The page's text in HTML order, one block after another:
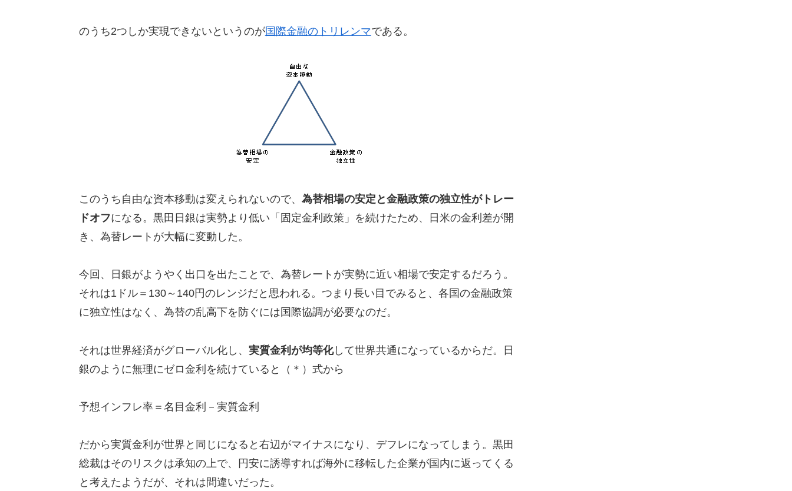
のうち2つしか実現できないというのが国際金融のトリレンマである。
このうち自由な資本移動は変えられないので、 為替相場の安定と金融政策の独立性がトレー
ドオフになる。黒田日銀は実勢より低い「固定金利政策」を続けたため、日米の金利差が開
き、為替レートが大幅に変動した。
今回、日銀がようやく出口を出たことで、為替レートが実勢に近い相場で安定するだろう。
それは1ドル＝130～140円のレンジだと思われる。つまり長い目でみると、各国の金融政策
に独立性はなく、為替の乱高下を防ぐには国際協調が必要なのだ。
それは世界経済がグローバル化し、 実質金利が均等化して世界共通になっているからだ。日
銀のように無理にゼロ金利を続けていると（＊）式から
予想インフレ率＝名目金利－実質金利
だから実質金利が世界と同じになると右辺がマイナスになり、デフレになってしまう。黒田
総裁はそのリスクは承知の上で、円安に誘導すれば海外に移転した企業が国内に返ってくる
と考えたようだが、それは間違いだった。